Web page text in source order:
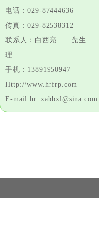
电话：029-87444636
传真：029-82538312
联系人：白西亮 先生
理
手机：13891950947
Http://www.hrfrp.com
E-mail:hr_xabbxl@sina.com